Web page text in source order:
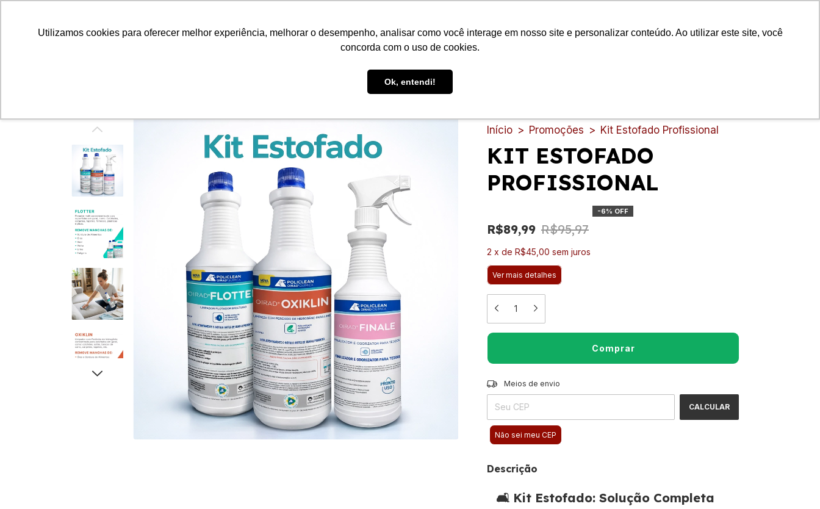
Utilizamos cookies para oferecer melhor experiência, melhorar o desempenho, analisar como você interage em nosso site e personalizar conteúdo. Ao utilizar este site, você
concorda com o uso de cookies.
Ok, entendi!
Olá!Faça login
Ou cadastre-se
PRODUTOS DE LIMPEZA
Início > Promoções > Kit Estofado Profissional
KIT ESTOFADO
PROFISSIONAL
-6% OFF
R$89,99 R$95,97
2 x de R$45,00 sem juros
Ver mais detalhes
Entregas para o CEP:
Meios de envio
CALCULAR
Não sei meu CEP
Descrição
🛋️ Kit Estofado: Solução Completa